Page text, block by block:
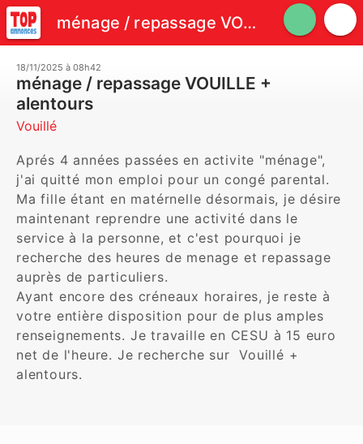
ménage / repassage VOUILLE + alentours
18/11/2025 à 08h42
ménage / repassage VOUILLE +
alentours
Vouillé
Aprés 4 années passées en activite "ménage",
j'ai quitté mon emploi pour un congé parental.
Ma fille étant en matérnelle désormais, je désire
maintenant reprendre une activité dans le
service à la personne, et c'est pourquoi je
recherche des heures de menage et repassage
auprès de particuliers.
Ayant encore des créneaux horaires, je reste à
votre entière disposition pour de plus amples
renseignements. Je travaille en CESU à 15 euro
net de l'heure. Je recherche sur  Vouillé +
alentours.